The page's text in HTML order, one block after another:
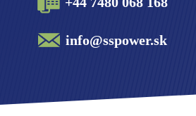
info@sspower.sk